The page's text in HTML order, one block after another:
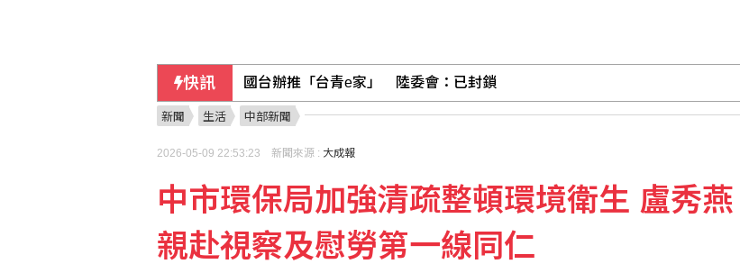
快訊 國台辦推「台青e家」 陸委會：已封鎖
駐墨爾本官員：台澳深化合作 發展相互依存關係
防跨國鎮壓！學者：相關罪刑應提升國安層級
新聞 生活 中部新聞
2026-05-09 22:53:23 新聞來源 : 大成報
中市環保局加強清疏整頓環境衛生 盧秀燕
親赴視察及慰勞第一線同仁